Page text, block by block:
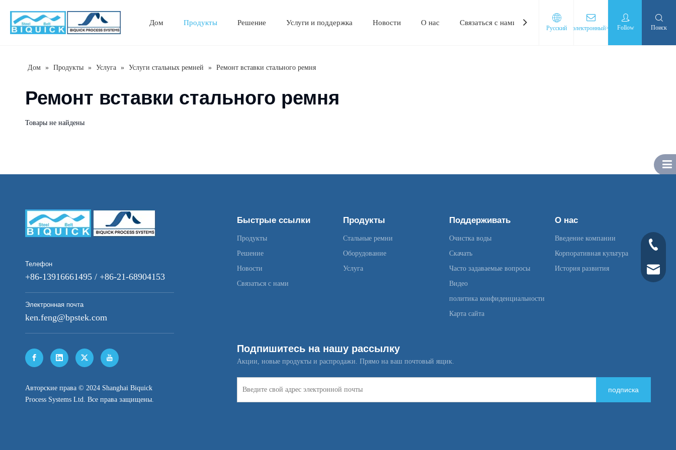
Дом Продукты Решение Услуги и поддержка Новости О нас Связаться с нами
Pусский электронный> Follow Поиск
Дом » Продукты » Услуга » Услуги стальных ремней » Ремонт вставки стального ремня
Ремонт вставки стального ремня
Товары не найдены
Телефон
+86-13916661495 / +86-21-68904153
Электронная почта
ken.feng@bpstek.com
+86-
+86-21-
​Авторские права © 2024 Shanghai Biquick
Process Systems Ltd. Все права защищены.
Быстрые ссылки
Продукты
Решение
Новости
Связаться с нами
Продукты
Стальные ремни
Оборудование
Услуга
Поддерживать
Очистка воды
Скачать
Часто задаваемые вопросы
Видео
политика конфиденциальности
Карта сайта
О нас
Введение компании
Корпоративная культура
История развития
Подпишитесь на нашу рассылку
Акции, новые продукты и распродажи. Прямо на ваш почтовый ящик.
подписка